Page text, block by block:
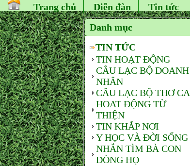
Trang chủ Diễn đàn Tin tức
Danh mục
TIN TỨC
TIN HOẠT ĐỘNG
CÂU LẠC BỘ DOANH
NHÂN
CÂU LẠC BỘ THƠ CA
HOAT ĐỘNG TỪ
THIỆN
TIN KHẮP NƠI
Y HỌC VÀ ĐỜI SỐNG
NHẮN TÌM BÀ CON
DÒNG HỌ